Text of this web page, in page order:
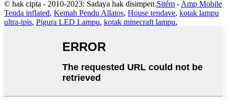
© hak cipta - 2010-2023: Sadaya hak disimpen.Sitém - Amp Mobile
Tenda inflated, Kemah Pendu Allatos, House tendave, kotak lampu
ultra-ipis, Pigura LED Lampu, kotak minecraft lampu,